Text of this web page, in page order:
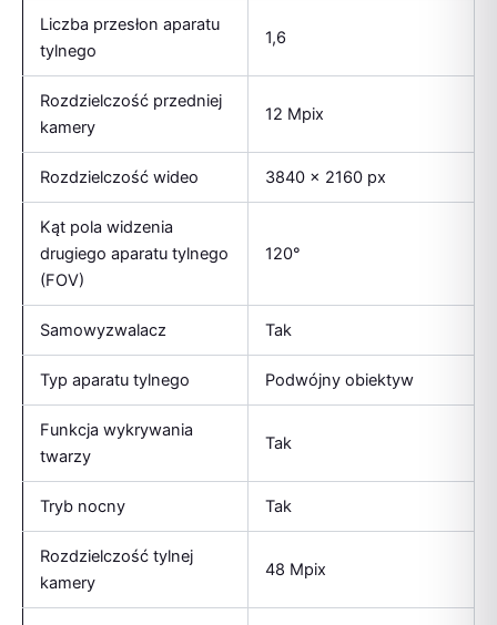
Liczba przesłon aparatu
tylnego
1,6
Rozdzielczość przedniej
kamery
12 Mpix
Rozdzielczość wideo 3840 x 2160 px
Kąt pola widzenia
drugiego aparatu tylnego
(FOV)
120°
Samowyzwalacz Tak
Typ aparatu tylnego Podwójny obiektyw
Funkcja wykrywania
twarzy
Tak
Tryb nocny Tak
Rozdzielczość tylnej
kamery
48 Mpix